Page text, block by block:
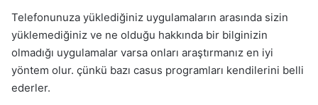
Telefonunuza yüklediğiniz uygulamaların arasında sizin
yüklemediğiniz ve ne olduğu hakkında bir bilginizin
olmadığı uygulamalar varsa onları araştırmanız en iyi
yöntem olur. çünkü bazı casus programları kendilerini belli
ederler.